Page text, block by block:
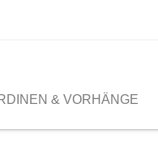
& VORHÄNGE